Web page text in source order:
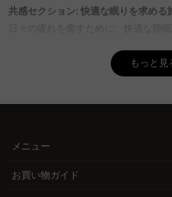
すさ、通気性、素材、厚みなど。こ
際の使用感を確認することができま
最適なマットレスを見つけやすいです
ットレスを取り揃えており、5年品
けとなます。また、MyCoordiを活
共感セクション: 快適な眠りを求める
きか迷ってしまうのも無理はない。
快適な眠りをサポートするアイテム
価値証明セクション: 品質とデザイン
もっと見
メニュー
お買い物ガイド